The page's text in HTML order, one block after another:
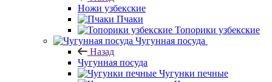
Ножи узбекские
Пчаки
Топорики узбекские
Чугунная посуда
Назад
Чугунная посуда
Чугунки печные